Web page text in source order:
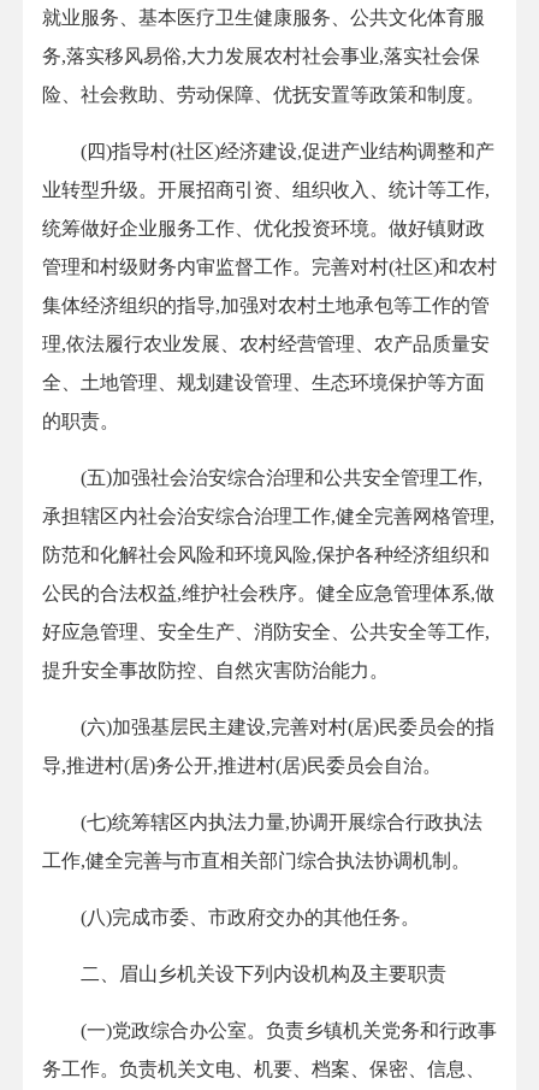
就业服务、基本医疗卫生健康服务、公共文化体育服
务,落实移风易俗,大力发展农村社会事业,落实社会保
险、社会救助、劳动保障、优抚安置等政策和制度。
(四)指导村(社区)经济建设,促进产业结构调整和产
业转型升级。开展招商引资、组织收入、统计等工作,
统筹做好企业服务工作、优化投资环境。做好镇财政
管理和村级财务内审监督工作。完善对村(社区)和农村
集体经济组织的指导,加强对农村土地承包等工作的管
理,依法履行农业发展、农村经营管理、农产品质量安
全、土地管理、规划建设管理、生态环境保护等方面
的职责。
(五)加强社会治安综合治理和公共安全管理工作,
承担辖区内社会治安综合治理工作,健全完善网格管理,
防范和化解社会风险和环境风险,保护各种经济组织和
公民的合法权益,维护社会秩序。健全应急管理体系,做
好应急管理、安全生产、消防安全、公共安全等工作,
提升安全事故防控、自然灾害防治能力。
(六)加强基层民主建设,完善对村(居)民委员会的指
导,推进村(居)务公开,推进村(居)民委员会自治。
(七)统筹辖区内执法力量,协调开展综合行政执法
工作,健全完善与市直相关部门综合执法协调机制。
(八)完成市委、市政府交办的其他任务。
二、眉山乡机关设下列内设机构及主要职责
(一)党政综合办公室。负责乡镇机关党务和行政事
务工作。负责机关文电、机要、档案、保密、信息、